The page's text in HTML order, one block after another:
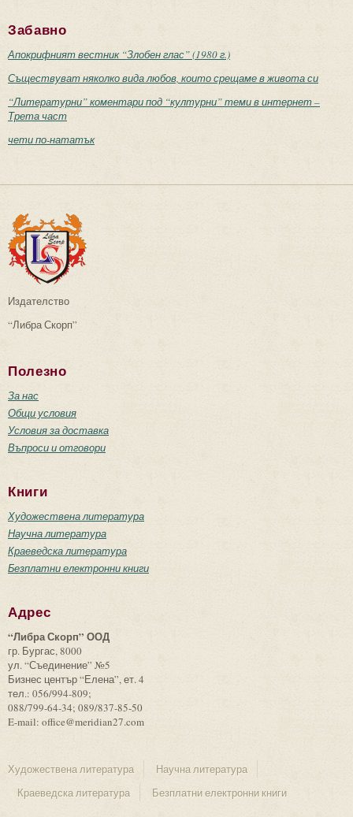
Забавно
Апокрифният вестник “Злобен глас” (1980 г.)
Съществуват няколко вида любов, които срещаме в живота си
“Литературни” коментари под “културни” теми в интернет –
Трета част
чети по-нататък
Издателство
“Либра Скорп”
Полезно
За нас
Общи условия
Условия за доставка
Въпроси и отговори
Книги
Художествена литература
Научна литература
Краеведска литература
Безплатни електронни книги
Адрес
“Либра Скорп” ООД
гр. Бургас, 8000
ул. “Съединение” №5
Бизнес център “Елена”, ет. 4
тел.: 056/994-809;
088/799-64-34; 089/837-85-50
E-mail: office@meridian27.com
Художествена литература
Научна литература
Краеведска литература
Безплатни електронни книги